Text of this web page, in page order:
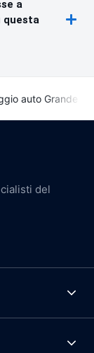
a
questa
auto Grande
del